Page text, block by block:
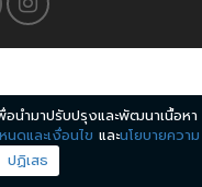
อนำมาปรับปรุงและพัฒนาเนื้อหา
นดและเงื่อนไข และนโยบายความ
ปฏิเสธ